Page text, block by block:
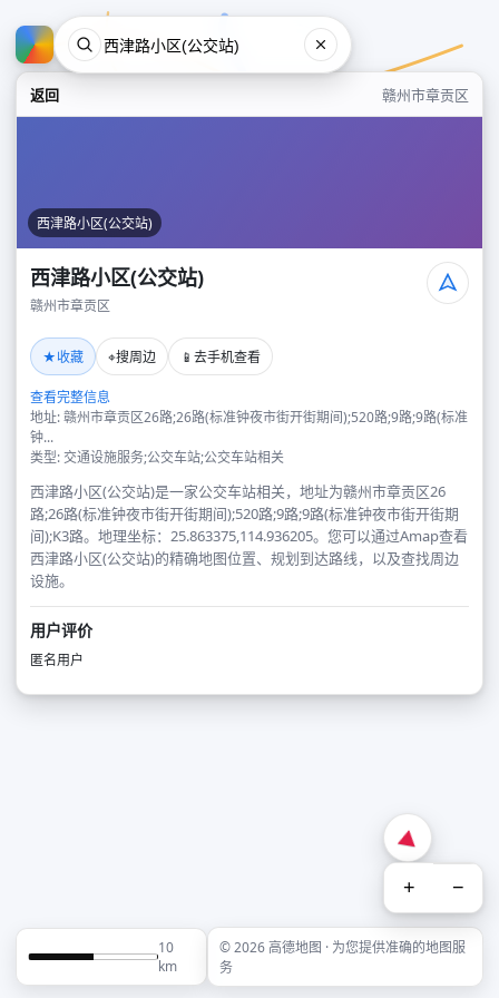
返回 赣州市章贡区
西津路小区(公交站)
西津路小区(公交站)
赣州市章贡区
★收藏 ⌖搜周边 📱 去手机查看
查看完整信息
地址: 赣州市章贡区26路;26路(标准钟夜市街开街期间);520路;9路;9路(标准
钟...
类型: 交通设施服务;公交车站;公交车站相关
西津路小区(公交站)是一家公交车站相关，地址为赣州市章贡区26
路;26路(标准钟夜市街开街期间);520路;9路;9路(标准钟夜市街开街期
间);K3路。地理坐标：25.863375,114.936205。您可以通过Amap查看
西津路小区(公交站)的精确地图位置、规划到达路线，以及查找周边
设施。
用户评价
匿名用户
+ −
10
km
© 2026 高德地图 · 为您提供准确的地图服
务